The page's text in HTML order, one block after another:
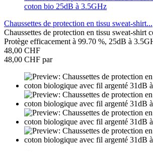
Chaussettes de protection en tissu sweat-shirt...
Chaussettes de protection en tissu sweat-shirt
Protège efficacement à 99.70 %, 25dB à
48,00 CHF
48,00 CHF par